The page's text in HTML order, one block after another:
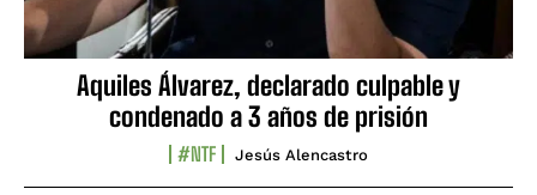
Aquiles Álvarez, declarado culpable y
condenado a 3 años de prisión
#NTF Jesús Alencastro